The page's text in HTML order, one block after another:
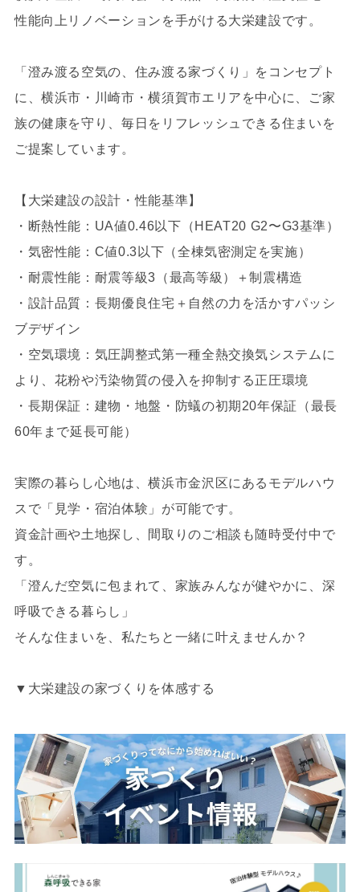
性能向上リノベーションを手がける大栄建設です。
「澄み渡る空気の、住み渡る家づくり」をコンセプト
に、横浜市・川崎市・横須賀市エリアを中心に、ご家
族の健康を守り、毎日をリフレッシュできる住まいを
ご提案しています。
【大栄建設の設計・性能基準】
・断熱性能：UA値0.46以下（HEAT20 G2〜G3基準）
・気密性能：C値0.3以下（全棟気密測定を実施）
・耐震性能：耐震等級3（最高等級）＋制震構造
・設計品質：長期優良住宅＋自然の力を活かすパッシ
ブデザイン
・空気環境：気圧調整式第一種全熱交換気システムに
より、花粉や汚染物質の侵入を抑制する正圧環境
・長期保証：建物・地盤・防蟻の初期20年保証（最長
60年まで延長可能）
実際の暮らし心地は、横浜市金沢区にあるモデルハウ
スで「見学・宿泊体験」が可能です。
資金計画や土地探し、間取りのご相談も随時受付中で
す。
「澄んだ空気に包まれて、家族みんなが健やかに、深
呼吸できる暮らし」
そんな住まいを、私たちと一緒に叶えませんか？
▼大栄建設の家づくりを体感する